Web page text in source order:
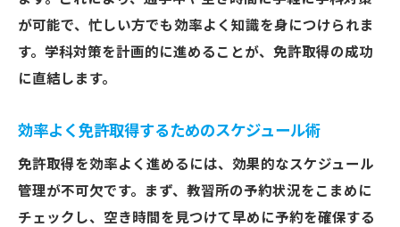
が可能で、忙しい方でも効率よく知識を身につけられま
す。学科対策を計画的に進めることが、免許取得の成功
に直結します。
効率よく免許取得するためのスケジュール術
免許取得を効率よく進めるには、効果的なスケジュール
管理が不可欠です。まず、教習所の予約状況をこまめに
チェックし、空き時間を見つけて早めに予約を確保する